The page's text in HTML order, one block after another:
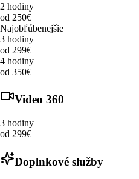
2 hodiny
od 250€
Najobľúbenejšie
3 hodiny
od 299€
4 hodiny
od 350€
Video 360
3 hodiny
od 299€
Doplnkové služby